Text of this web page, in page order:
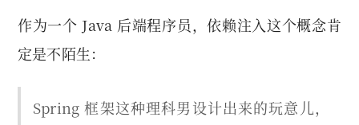
作为一个 Java 后端程序员，依赖注入这个概念肯
定是不陌生：
Spring 框架这种理科男设计出来的玩意儿，